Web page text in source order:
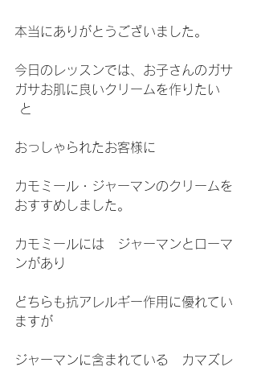
本当にありがとうございました。
今日のレッスンでは、お子さんのガサ
ガサお肌に良いクリームを作りたい
と
おっしゃられたお客様に
カモミール・ジャーマンのクリームを
おすすめしました。
カモミールには　ジャーマンとローマ
ンがあり
どちらも抗アレルギー作用に優れてい
ますが
ジャーマンに含まれている　カマズレ